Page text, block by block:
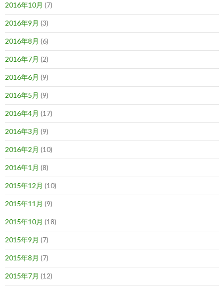
2016年10月 (7)
2016年9月 (3)
2016年8月 (6)
2016年7月 (2)
2016年6月 (9)
2016年5月 (9)
2016年4月 (17)
2016年3月 (9)
2016年2月 (10)
2016年1月 (8)
2015年12月 (10)
2015年11月 (9)
2015年10月 (18)
2015年9月 (7)
2015年8月 (7)
2015年7月 (12)